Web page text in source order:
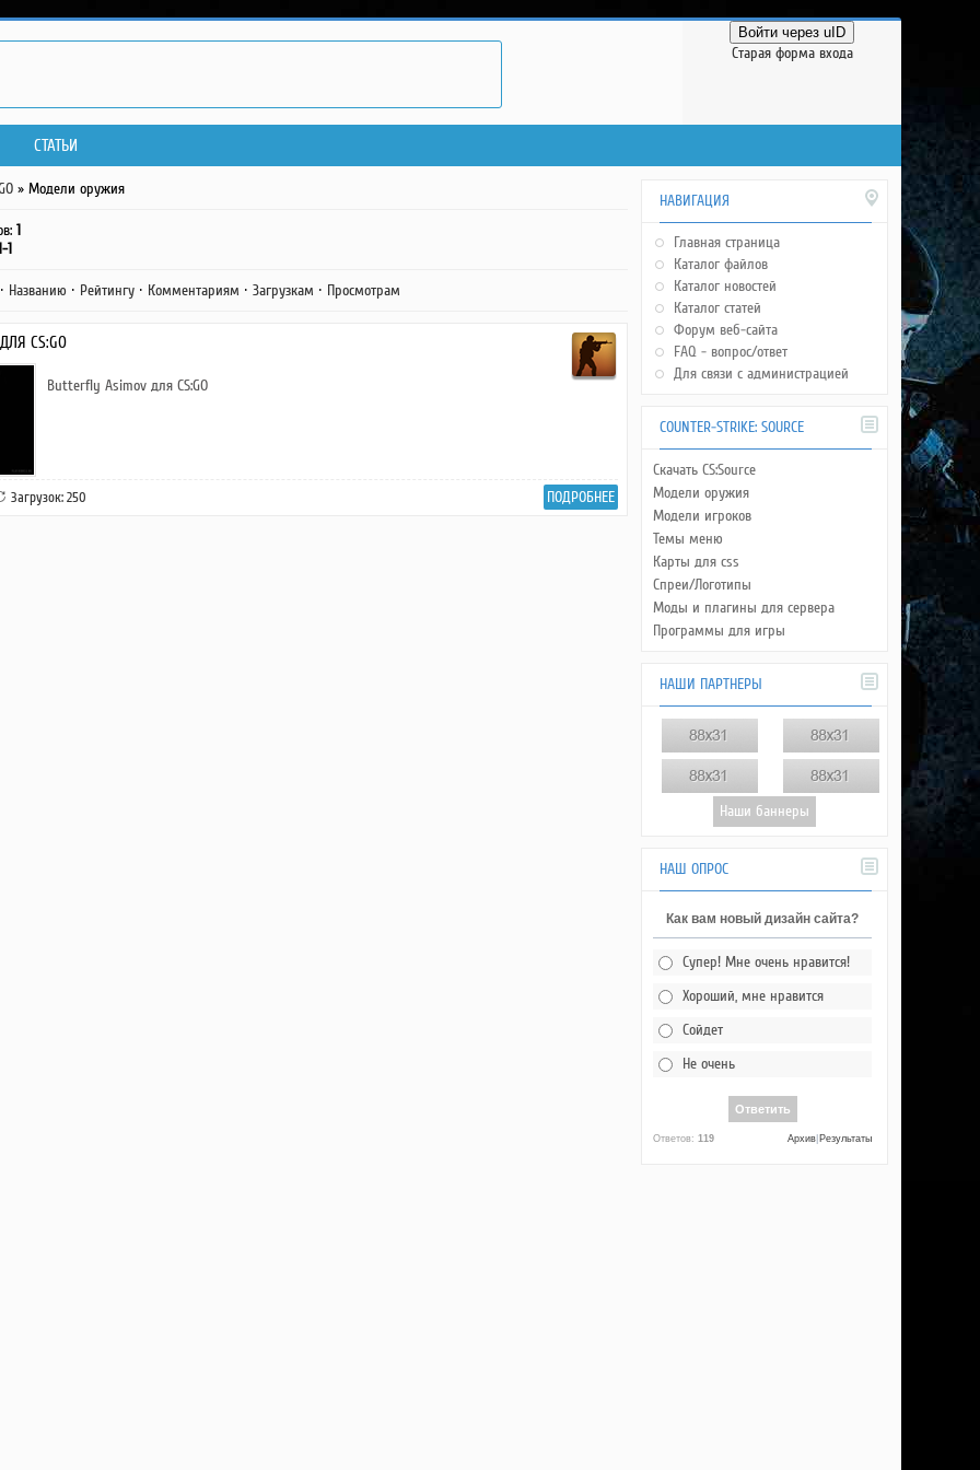
Войти через uID
Старая форма входа
СТАТЬИ
» Модели оружия
: 1
1
Названию · Рейтингу · Комментариям · Загрузкам · Просмотрам
CS:GO
Butterfly Asimov для CS:GO
ПОДРОБНЕЕ
Загрузок: 250
НАВИГАЦИЯ
Главная страница
Каталог файлов
Каталог новостей
Каталог статей
Форум веб-сайта
FAQ - вопрос/ответ
Для связи с администрацией
COUNTER-STRIKE: SOURCE
Скачать CS:Source
Модели оружия
Модели игроков
Темы меню
Карты для css
Спреи/Логотипы
Моды и плагины для сервера
Программы для игры
НАШИ ПАРТНЕРЫ
НАШ ОПРОС
Как вам новый дизайн сайта?
Супер! Мне очень нравится!
Хороший, мне нравится
Сойдет
Не очень
Ответов: 119 Результаты
Архив